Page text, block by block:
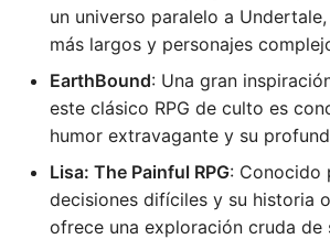
un universo paralelo a
más largos y personajes
EarthBound: Una gran
este clásico RPG de culto es
humor extravagante y su
Lisa: The Painful RPG: Conocido
decisiones difíciles y su historia
ofrece una exploración cruda